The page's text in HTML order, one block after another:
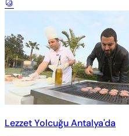
Lezzet Yolcuğu Antalya'da